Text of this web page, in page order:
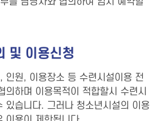
및 이용신청
인원, 이용장소 등 수련시설이용 전
의하며 이용목적이 적합할시 수련시
있습니다. 그러나 청소년시설의 이용